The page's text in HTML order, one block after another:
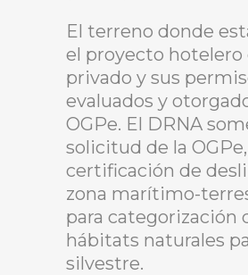
El terreno donde
el proyecto hotelero
privado y sus
evaluados y
OGPe. El DRNA
solicitud de la
certificación de
zona marítimo-
para categorización
hábitats naturales
silvestre.